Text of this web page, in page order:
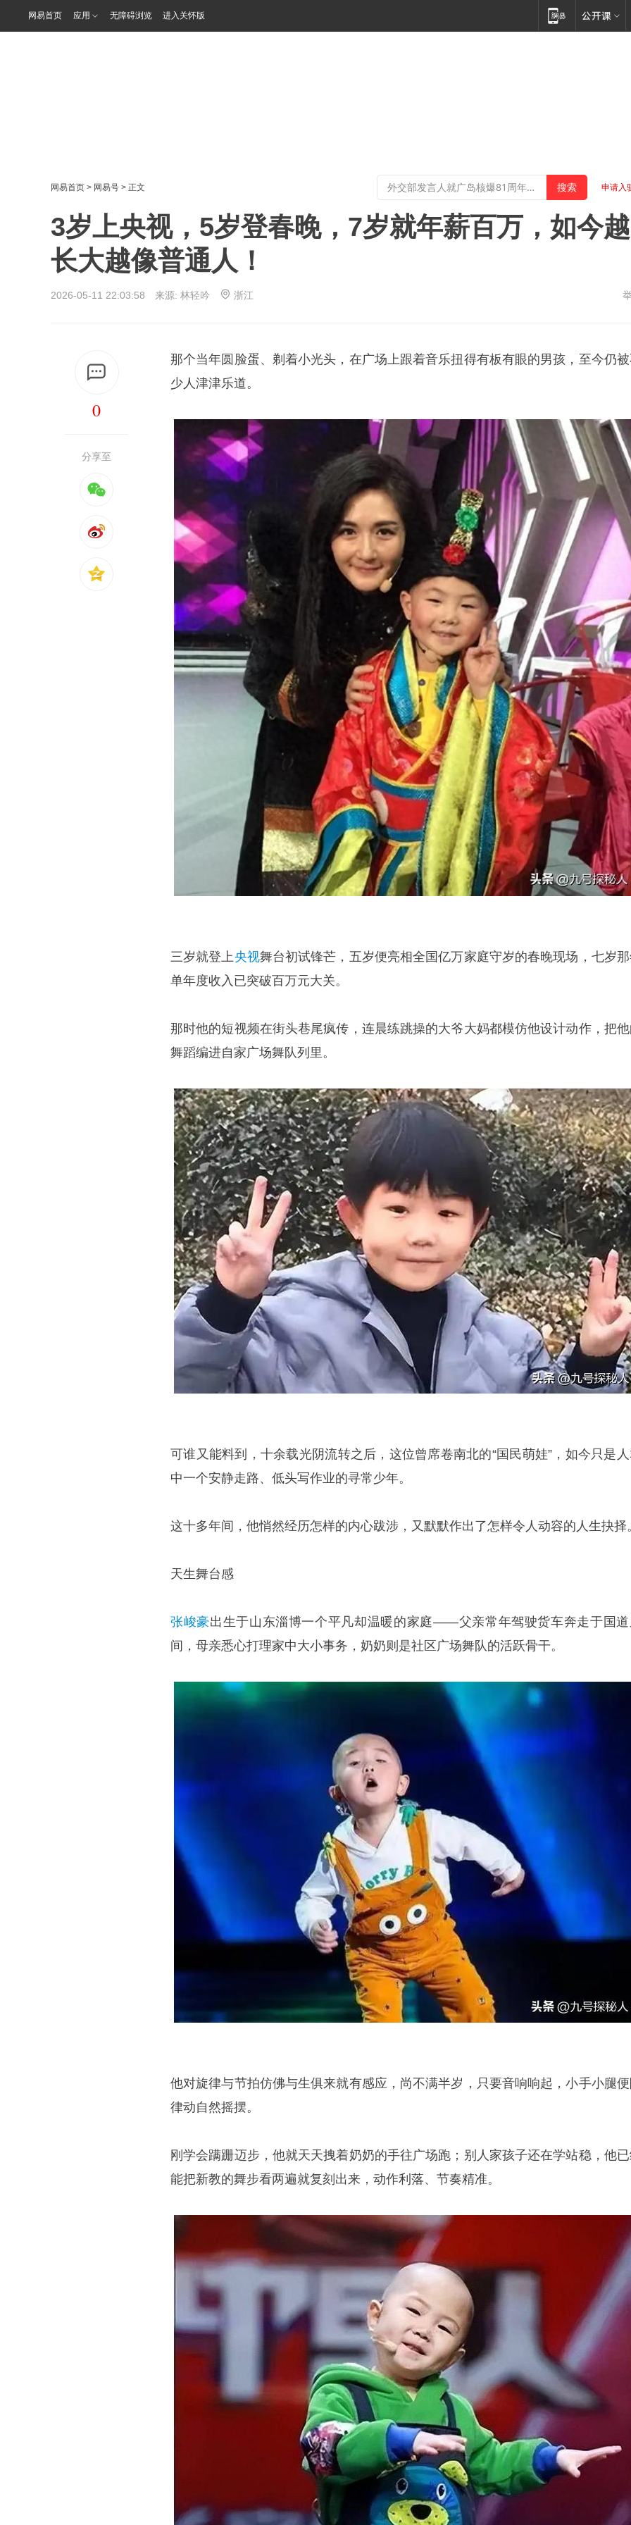
网易首页 应用 无障碍浏览 进入关怀版
网易首页 > 网易号 > 正文 申请入
3岁上央视，5岁登春晚，7岁就年薪百万，如今越
长大越像普通人！
2026-05-11 22:03:58 来源: 林轻吟 浙江
0
分享至
那个当年圆脸蛋、剃着小光头，在广场上跟着音乐扭得有板有眼的男孩，至今仍
少人津津乐道。
三岁就登上央视舞台初试锋芒，五岁便亮相全国亿万家庭守岁的春晚现场，七岁
单年度收入已突破百万元大关。
那时他的短视频在街头巷尾疯传，连晨练跳操的大爷大妈都模仿他设计动作，把
舞蹈编进自家广场舞队列里。
可谁又能料到，十余载光阴流转之后，这位曾席卷南北的“国民萌娃”，如今只是
中一个安静走路、低头写作业的寻常少年。
这十多年间，他悄然经历怎样的内心跋涉，又默默作出了怎样令人动容的人生抉择
天生舞台感
张峻豪出生于山东淄博一个平凡却温暖的家庭——父亲常年驾驶货车奔走于国
间，母亲悉心打理家中大小事务，奶奶则是社区广场舞队的活跃骨干。
他对旋律与节拍仿佛与生俱来就有感应，尚不满半岁，只要音响响起，小手小腿
律动自然摇摆。
刚学会蹒跚迈步，他就天天拽着奶奶的手往广场跑；别人家孩子还在学站稳，他
能把新教的舞步看两遍就复刻出来，动作利落、节奏精准。